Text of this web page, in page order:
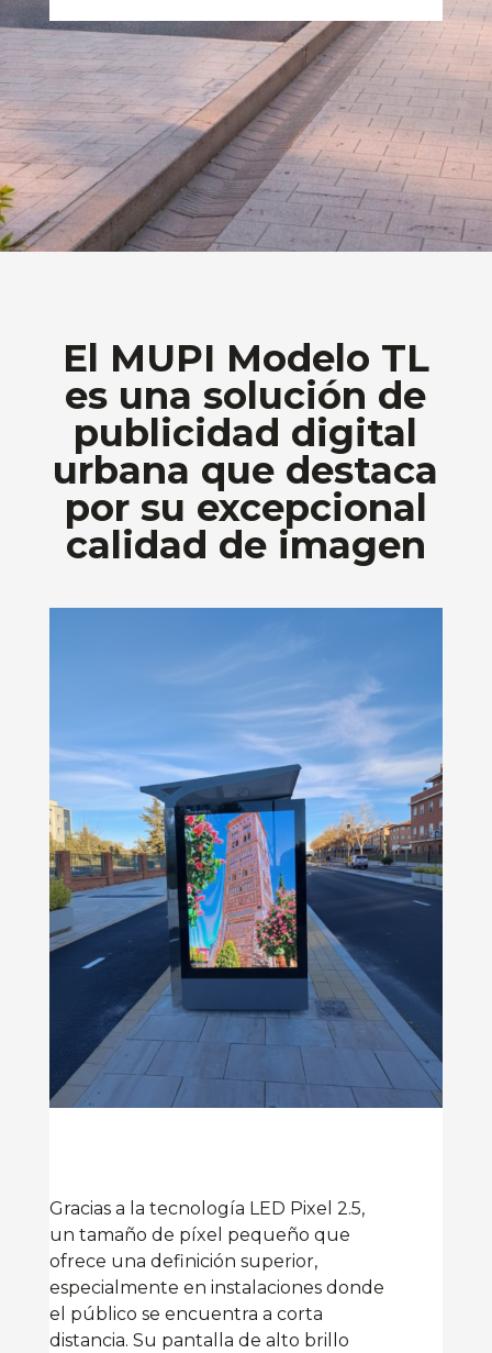
El MUPI Modelo TL
es una solución de
publicidad digital
urbana que destaca
por su excepcional
calidad de imagen
Gracias a la tecnología LED Pixel 2.5,
un tamaño de píxel pequeño que
ofrece una definición superior,
especialmente en instalaciones donde
el público se encuentra a corta
distancia. Su pantalla de alto brillo